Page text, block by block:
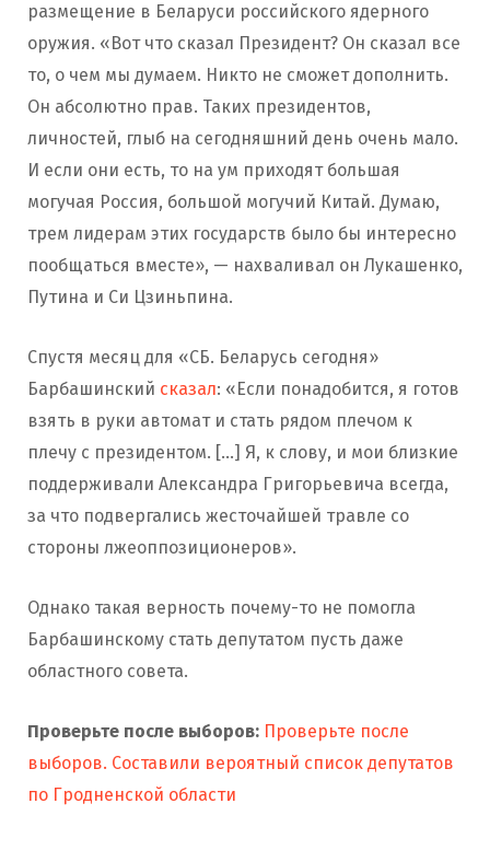
размещение в Беларуси российского ядерного
оружия. «Вот что сказал Президент? Он сказал все
то, о чем мы думаем. Никто не сможет дополнить.
Он абсолютно прав. Таких президентов,
личностей, глыб на сегодняшний день очень мало.
И если они есть, то на ум приходят большая
могучая Россия, большой могучий Китай. Думаю,
трем лидерам этих государств было бы интересно
пообщаться вместе», — нахваливал он Лукашенко,
Путина и Си Цзиньпина.
Спустя месяц для «СБ. Беларусь сегодня»
Барбашинский сказал: «Если понадобится, я готов
взять в руки автомат и стать рядом плечом к
плечу с президентом. […] Я, к слову, и мои близкие
поддерживали Александра Григорьевича всегда,
за что подвергались жесточайшей травле со
стороны лжеоппозиционеров».
Однако такая верность почему-то не помогла
Барбашинскому стать депутатом пусть даже
областного совета.
Проверьте после выборов: П роверьте после
выборов. Составили вероятный список депутатов
по Гродненской области